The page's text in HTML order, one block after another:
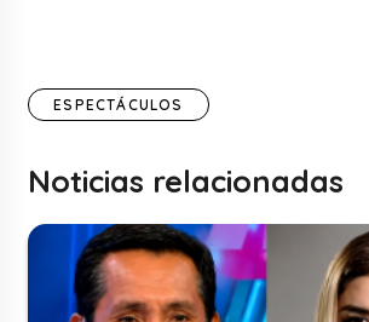
ESPECTÁCULOS
Noticias relacionadas